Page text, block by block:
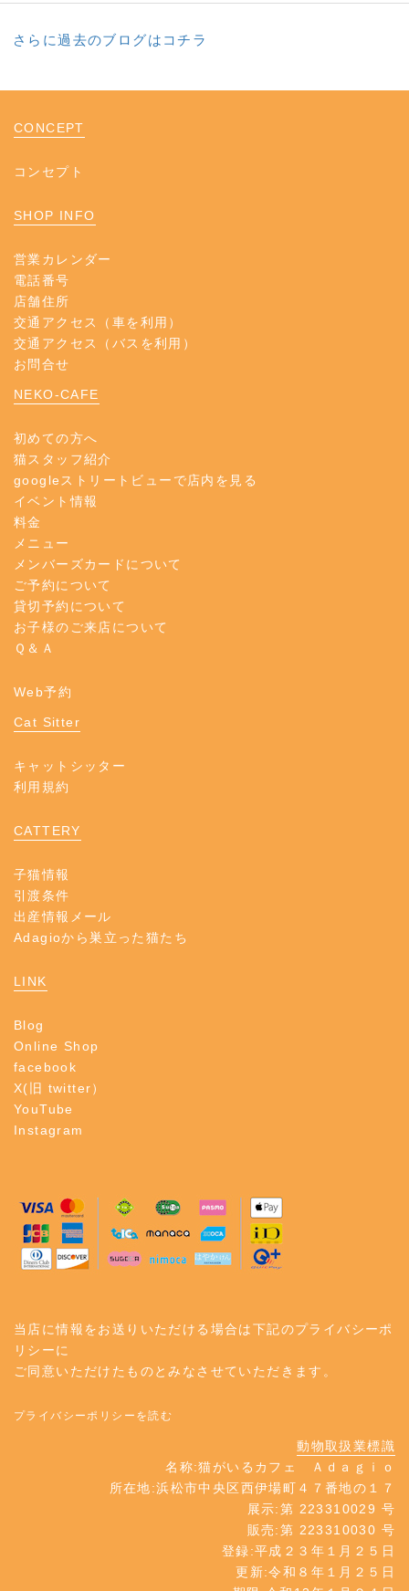
さらに過去のブログはコチラ
CONCEPT
コンセプト
SHOP INFO
営業カレンダー
電話番号
店舗住所
交通アクセス（車を利用）
交通アクセス（バスを利用）
お問合せ
NEKO-CAFE
初めての方へ
猫スタッフ紹介
googleストリートビューで店内を見る
イベント情報
料金
メニュー
メンバーズカードについて
ご予約について
貸切予約について
お子様のご来店について
Ｑ＆Ａ
Web予約
Cat Sitter
キャットシッター
利用規約
CATTERY
子猫情報
引渡条件
出産情報メール
Adagioから巣立った猫たち
LINK
Blog
Online Shop
facebook
X(旧 twitter）
YouTube
Instagram
当店に情報をお送りいただける場合は下記のプライバシーポ
リシーに
ご同意いただけたものとみなさせていただきます。
プライバシーポリシーを読む
動物取扱業標識
名称:猫がいるカフェ Ａｄａｇｉｏ
所在地:浜松市中央区西伊場町４７番地の１７
展示:第 223310029 号
販売:第 223310030 号
登録:平成２３年１月２５日
更新:令和８年１月２５日